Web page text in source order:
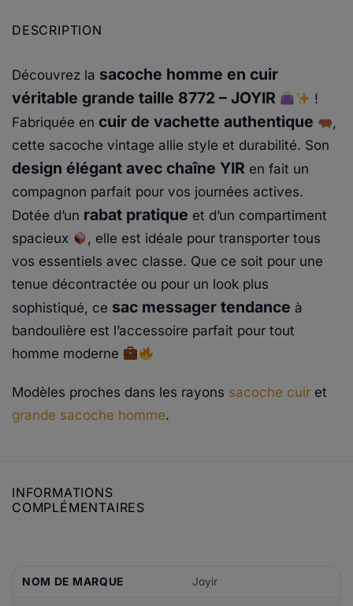
DESCRIPTION
Découvrez la sacoche homme en cuir
véritable grande taille 8772 – JOYIR
!
Fabriquée en cuir de vachette authentique
,
cette sacoche vintage allie style et durabilité. Son
design élégant avec chaîne YIR en fait un
compagnon parfait pour vos journées actives.
Dotée d’un rabat pratique et d’un compartiment
spacieux
, elle est idéale pour transporter tous
vos essentiels avec classe. Que ce soit pour une
tenue décontractée ou pour un look plus
sophistiqué, ce sac messager tendance à
bandoulière est l’accessoire parfait pour tout
homme moderne
Modèles proches dans les rayons sacoche cuir et
grande sacoche homme.
INFORMATIONS
COMPLÉMENTAIRES
NOM DE MARQUE Joyir